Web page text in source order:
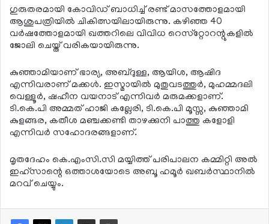
ഗുരുതരമായി കോവിഡ് ബാധിച്ച് രണ്ട് മാസത്തോളമായി
ആശുപത്രിയില്‍ ചികിത്സയിലായിരുന്നു. കഴിഞ്ഞ 40
വര്‍ഷത്തോളമായി ഖത്തറിലെ വിവിധ റെസ്‌റ്റോറന്റുകളില്‍
ജോലി ചെയ്ത് വരികയായിരുന്നു.
കുഞ്ഞാമിയാണ് ഭാര്യ, അബ്ദുള്ള, ആയിശ, ആഷിദ
എന്നിവരാണ് മക്കള്‍. ഇസ്മായില്‍ മുതുവടത്തുര്‍, മുഹമ്മദലി
വെള്ളൂര്‍, ഷഹീന വയനാട് എന്നിവര്‍ മരുമക്കളാണ്.
ടി.കെ.പി അമ്മത് ഹാജി കല്ലേരി, ടി.കെ.പി മൂസ്സ, കുഞ്ഞാമി
കുളങ്ങര, കതീശ മഞ്ചക്കണ്ടി താഴക്കുനി പാത്തു കളോളി
എന്നിവര്‍ സഹോദരങ്ങളാണ്.
മൃതദേഹം കെ.എംസി.സി മയ്യിത്ത് പരിപാലന കമ്മിറ്റി അല്‍
ഇഹ്‌സാന്റെ ഒത്താശയോടെ അബൂ ഹമൂര്‍ ഖബര്‍സ്ഥാനില്‍
മറവ് ചെയ്യും.